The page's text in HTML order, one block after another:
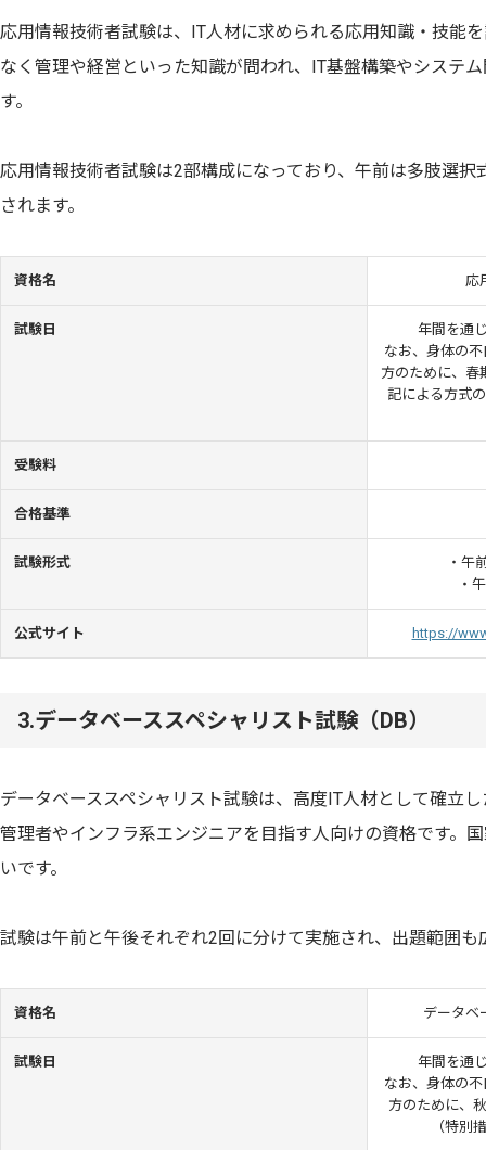
応用情報技術者試験は、IT人材に求められる応用知識・技能
なく管理や経営といった知識が問われ、IT基盤構築やシステ
す。
応用情報技術者試験は2部構成になっており、午前は多肢選
されます。
資格名 応
試験日
年間を通
なお、身体の
方のために、春
記による方式
受験料
合格基準
試験形式
・午
・
公式サイト https://
3.データベーススペシャリスト試験（DB）
データベーススペシャリスト試験は、高度IT人材として確立
管理者やインフラ系エンジニアを目指す人向けの資格です。
いです。
試験は午前と午後それぞれ2回に分けて実施され、出題範囲も
資格名 データベ
試験日
年間を通
なお、身体の
方のために、
（特別